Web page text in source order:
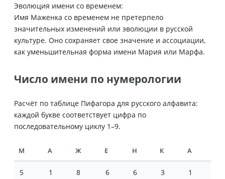
Эволюция имени со временем:
Имя Маженка со временем не претерпело
значительных изменений или эволюции в русской
культуре. Оно сохраняет свое значение и ассоциации,
как уменьшительная форма имени Мария или Марфа.
Число имени по нумерологии
Расчёт по таблице Пифагора для русского алфавита:
каждой букве соответствует цифра по
последовательному циклу 1–9.
М А Ж Е Н К А
5 1 8 6 6 3 1